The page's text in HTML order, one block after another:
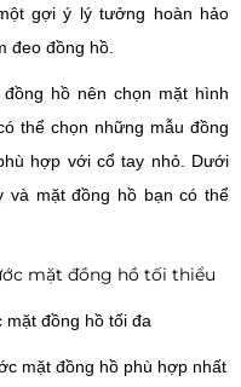
gợi ý lý tưởng hoàn hảo
đeo đồng hồ.
hồ nên chọn mặt hình
thể chọn những mẫu đồng
hợp với cổ tay nhỏ. Dưới
và mặt đồng hồ bạn có thể
mặt đồng hồ tối thiểu
mặt đồng hồ tối đa
mặt đồng hồ phù hợp nhất